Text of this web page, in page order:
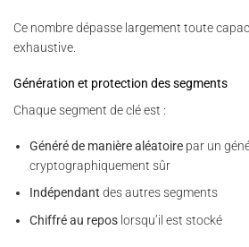
Ce nombre dépasse largement toute
exhaustive.
Génération et protection des segments
Chaque segment de clé est :
Généré de manière aléatoire par un
cryptographiquement sûr
Indépendant des autres segments
Chiffré au repos lorsqu’il est stocké